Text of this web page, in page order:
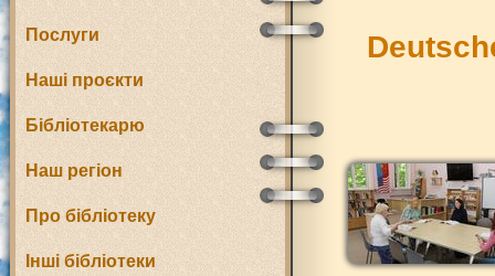
Послуги
Наші проєкти
Бібліотекарю
Наш регіон
Про бібліотеку
Інші бібліотеки